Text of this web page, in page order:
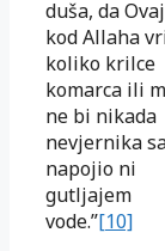
duša, da
kod Allaha
koliko krilce
komarca ili
ne bi nikada
nevjernika
napojio ni
gutljajem
vode.”[10]